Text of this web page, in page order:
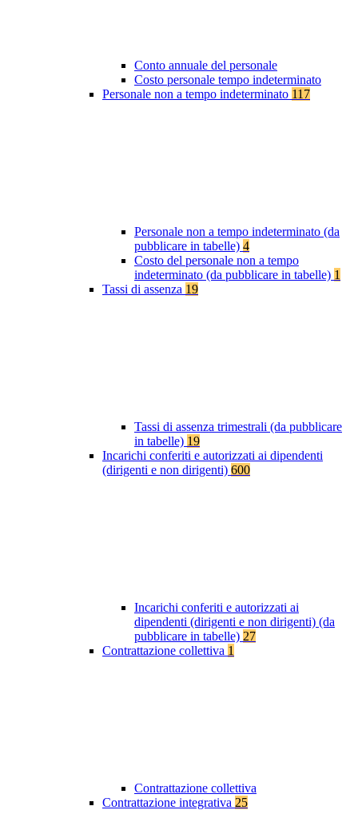
Conto annuale del personale
Costo personale tempo indeterminato
Personale non a tempo indeterminato 117
Personale non a tempo indeterminato (da
pubblicare in tabelle) 4
Costo del personale non a tempo
indeterminato (da pubblicare in tabelle) 1
Tassi di assenza 19
Tassi di assenza trimestrali (da pubblicare
in tabelle) 19
Incarichi conferiti e autorizzati ai dipendenti
(dirigenti e non dirigenti) 600
Incarichi conferiti e autorizzati ai
dipendenti (dirigenti e non dirigenti) (da
pubblicare in tabelle) 27
Contrattazione collettiva 1
Contrattazione collettiva
Contrattazione integrativa 25